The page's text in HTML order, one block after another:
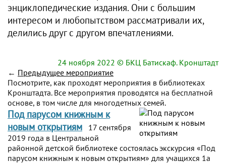
энциклопедические издания. Они с большим
интересом и любопытством рассматривали их,
делились друг с другом впечатлениями.
24 ноября 2022 © БКЦ Батискаф. Кронштадт
← Предыдущее мероприятие
Посмотрите, как проходят мероприятия в библиотеках
Кронштадта. Все мероприятия проводятся на бесплатной
основе, в том числе для многодетных семей.
Под парусом книжным к
новым открытиям
17 сентября
2019 года в Центральной
районной детской библиотеке состоялась экскурсия «Под
парусом книжным к новым открытиям» для учащихся 1а